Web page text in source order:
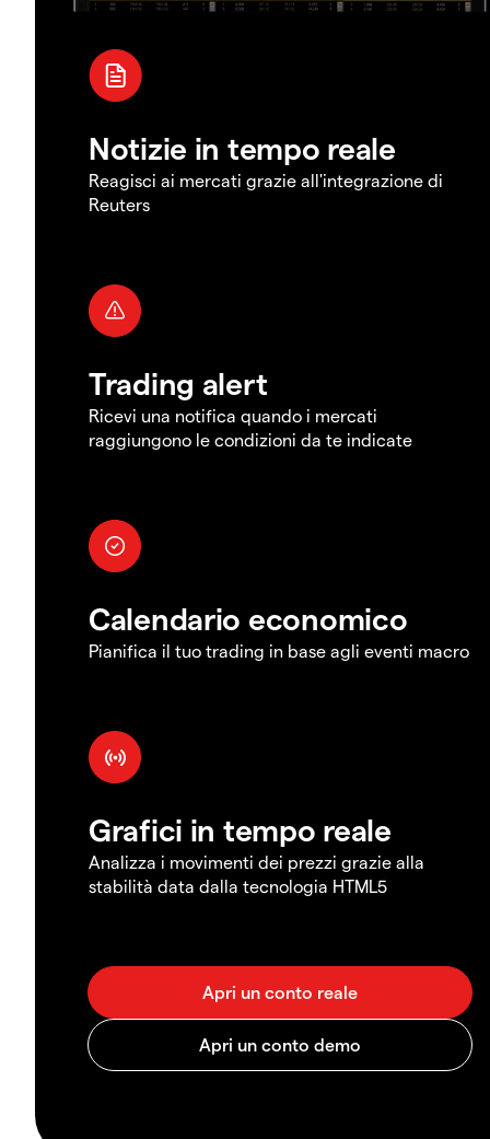
Notizie in tempo reale
Reagisci ai mercati grazie all'integrazione di
Reuters
Trading alert
Ricevi una notifica quando i mercati
raggiungono le condizioni da te indicate
Calendario economico
Pianifica il tuo trading in base agli eventi macro
Grafici in tempo reale
Analizza i movimenti dei prezzi grazie alla
stabilità data dalla tecnologia HTML5